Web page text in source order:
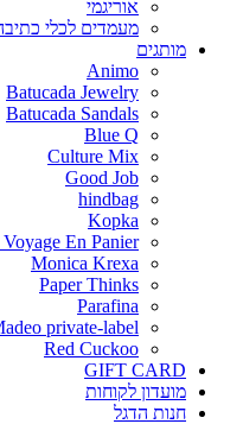
אוריגמי
מעמדים לכלי
מותגים
Animo
Batucada Jewelry
Batucada Sandals
Blue Q
Culture Mix
Good Job
hindbag
Kopka
En Panier
Monica Krexa
Paper Thinks
Parafina
private-label
Red Cuckoo
GIFT CARD
מועדון לקוחות
חנות הדגל